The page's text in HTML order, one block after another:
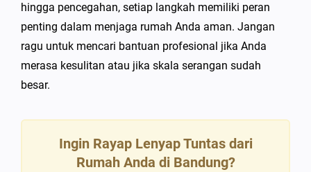
hingga pencegahan, setiap langkah memiliki peran
penting dalam menjaga rumah Anda aman. Jangan
ragu untuk mencari bantuan profesional jika Anda
merasa kesulitan atau jika skala serangan sudah
besar.
Ingin Rayap Lenyap Tuntas dari
Rumah Anda di Bandung?